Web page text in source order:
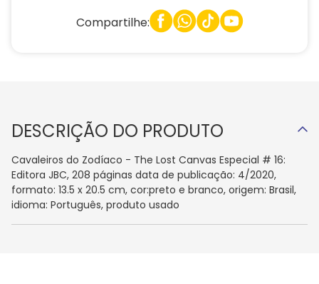
Compartilhe:
DESCRIÇÃO DO PRODUTO
Cavaleiros do Zodíaco - The Lost Canvas Especial # 16:
Editora JBC, 208 páginas data de publicação: 4/2020,
formato: 13.5 x 20.5 cm, cor:preto e branco, origem: Brasil,
idioma: Português, produto usado